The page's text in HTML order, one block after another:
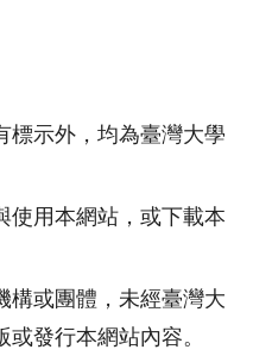
標示外，均為臺灣大學
使用本網站，或下載本
構或團體，未經臺灣大
發行本網站內容。